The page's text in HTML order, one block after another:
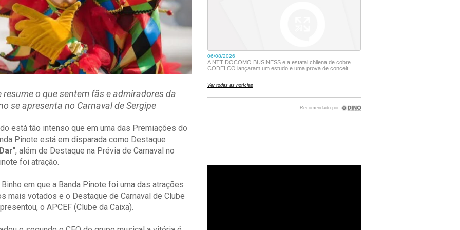
o que sentem fãs e admiradores da
se apresenta no Carnaval de Sergipe
está tão intenso que em uma das Premiações do
Pinote está em disparada como Destaque
", além de Destaque na Prévia de Carnaval no
foi atração.
em que a Banda Pinote foi uma das atrações
mais votados e o Destaque de Carnaval de Clube
o APCEF (Clube da Caixa).